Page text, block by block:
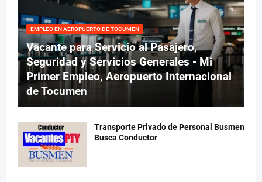
EMPLEO EN AEROPUERTO DE TOCUMEN
Vacante para Servicio al Pasajero,
Seguridad y Servicios Generales - Mi
Primer Empleo, Aeropuerto Internacional
de Tocumen
Transporte Privado de Personal Busmen
Busca Conductor